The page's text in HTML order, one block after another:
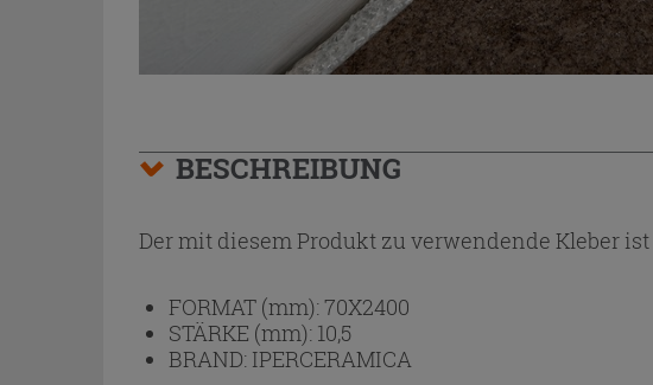
BESCHREIBUNG
Der mit diesem Produkt zu verwendende Kleber ist
FORMAT (mm):70X2400
STÄRKE (mm): 10,5
BRAND: IPERCERAMICA